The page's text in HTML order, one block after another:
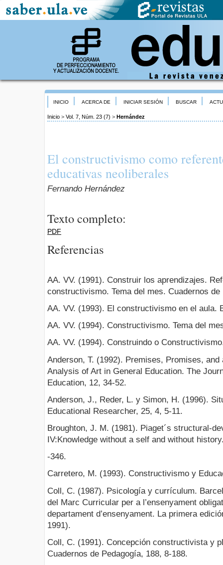
INICIO ACERCA DE INICIAR SESIÓN BUSCAR
Inicio > Vol. 7, Núm. 23 (7) > Hernández
El constructivismo como
educativas neoliberales
Fernando Hernández
Texto completo:
PDF
Referencias
AA. VV. (1991). Construir los aprendizajes.
constructivismo. Tema del mes. Cuadernos de
AA. VV. (1993). El constructivismo en el aula.
AA. VV. (1994). Constructivismo. Tema del
AA. VV. (1994). Construindo o
Anderson, T. (1992). Premises, Promises,
Analysis of Art in General Education. The
Education, 12, 34-52.
Anderson, J., Reder, L. y Simon, H. (1996).
Educational Researcher, 25, 4, 5-11.
Broughton, J. M. (1981). Piaget´s structural-
IV:Knowledge without a self and without
-346.
Carretero, M. (1993). Constructivismo y
Coll, C. (1987). Psicología y currículum.
del Marc Curricular per a l’ensenyament
departament d’ensenyament. La primera
1991).
Coll, C. (1991). Concepción constructivista y
Cuadernos de Pedagogía, 188, 8-188.